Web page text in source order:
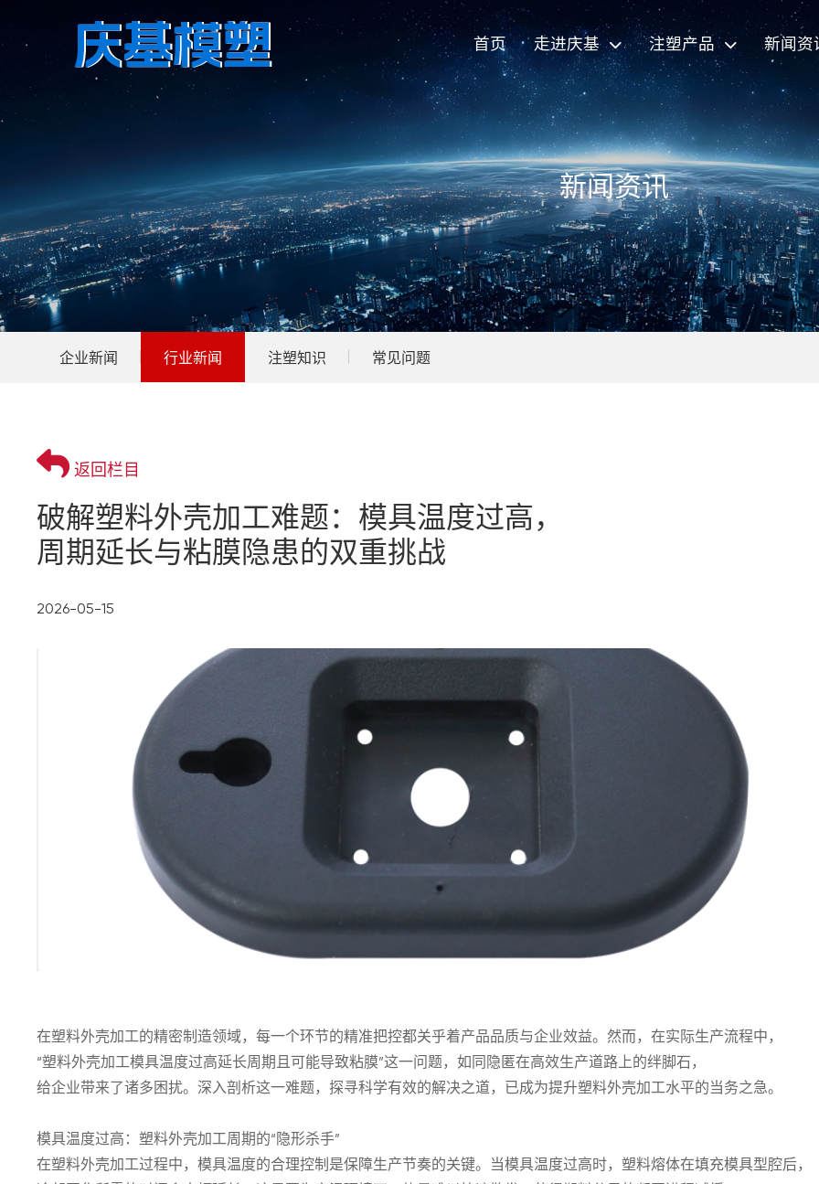
首页 走进庆基 注塑产品 新闻
新闻资讯
企业新闻 行业新闻 注塑知识 常见问题
返回栏目
破解塑料外壳加工难题：模具温度过高，
周期延长与粘膜隐患的双重挑战
2026-05-15
在塑料外壳加工的精密制造领域，每一个环节的精准把控都关乎着产品品质与企业效益。然而，在实际生产流程中，
“塑料外壳加工模具温度过高延长周期且可能导致粘膜”这一问题，如同隐匿在高效生产道路上的绊脚石，
给企业带来了诸多困扰。深入剖析这一难题，探寻科学有效的解决之道，已成为提升塑料外壳加工水平的当务之急。
模具温度过高：塑料外壳加工周期的“隐形杀手”
在塑料外壳加工过程中，模具温度的合理控制是保障生产节奏的关键。当模具温度过高时，塑料熔体在填充模具型腔后，